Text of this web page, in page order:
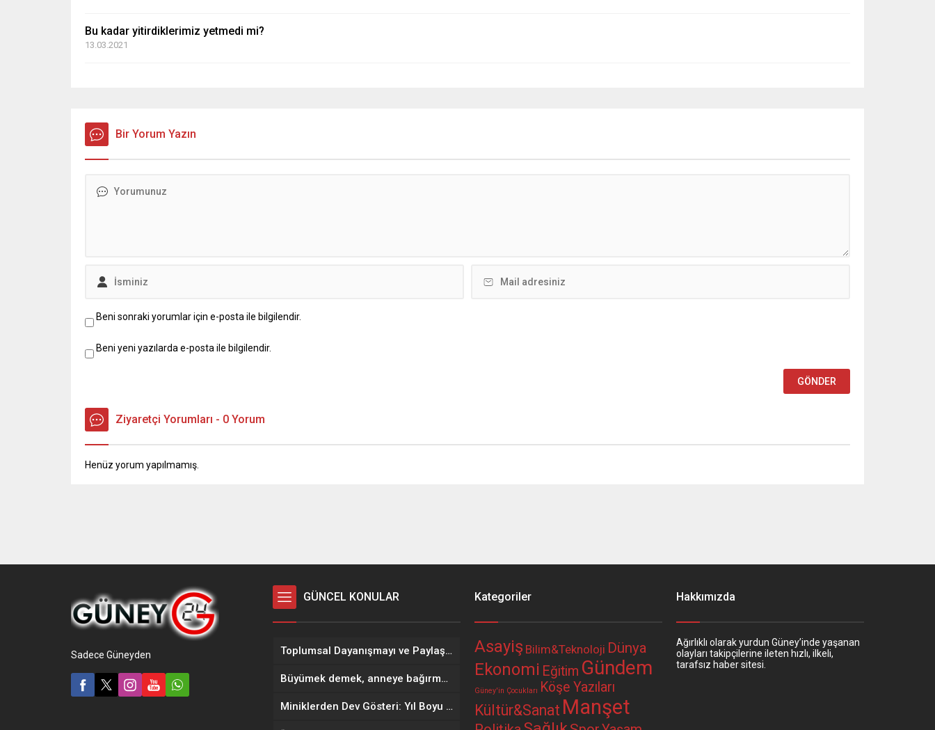
Bu kadar yitirdiklerimiz yetmedi mi?
13.03.2021
Bir Yorum Yazın
Beni sonraki yorumlar için e-posta ile bilgilendir.
Beni yeni yazılarda e-posta ile bilgilendir.
Ziyaretçi Yorumları - 0 Yorum
Henüz yorum yapılmamış.
Sadece Güneyden
GÜNCEL KONULAR
Toplumsal Dayanışmayı ve Paylaşımı Pekiştiren Önemli Bir Kültürel Miras: Aşure…
Büyümek demek, anneye bağırmak babayı yok saymak değildir…
Miniklerden Dev Gösteri: Yıl Boyu Öğrendiklerini Sahnede Sergilediler
Kategoriler
Asayiş Bilim&Teknoloji Dünya
Ekonomi Eğitim Gündem
Güney'in Çocukları Köşe Yazıları
Kültür&Sanat Manşet
Hakkımızda
Ağırlıklı olarak yurdun Güney’inde yaşanan
olayları takipçilerine ileten hızlı, ilkeli,
tarafsız haber sitesi.